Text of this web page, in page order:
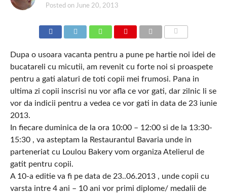
Posted on June 20, 2013
Dupa o usoara vacanta pentru a pune pe hartie noi idei de
bucatareli cu micutii, am revenit cu forte noi si proaspete
pentru a gati alaturi de toti copii mei frumosi. Pana in
ultima zi copii inscrisi nu vor afla ce vor gati, dar zilnic li se
vor da indicii pentru a vedea ce vor gati in data de 23 iunie
2013.
In fiecare duminica de la ora 10:00 – 12:00 si de la 13:30-
15:30 , va asteptam la Restaurantul Bavaria unde in
parteneriat cu Loulou Bakery vom organiza Atelierul de
gatit pentru copii.
A 10-a editie va fi pe data de 23..06.2013 , unde copii cu
varsta intre 4 ani – 10 ani vor primi diplome/ medalii de